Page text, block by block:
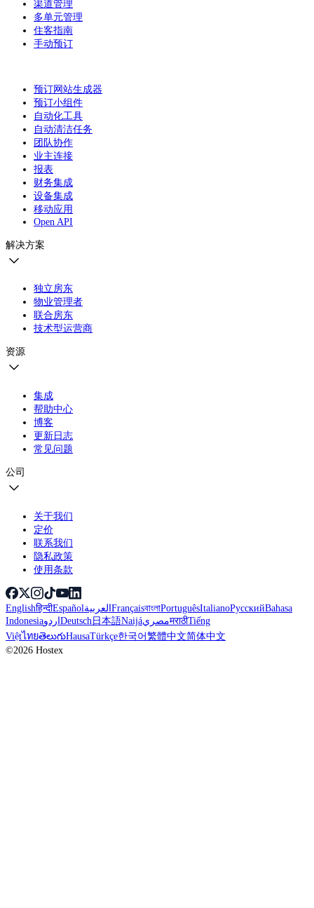
渠道管理
多单元管理
住客指南
手动预订
预订网站生成器
预订小组件
自动化工具
自动清洁任务
团队协作
业主连接
报表
财务集成
设备集成
移动应用
Open API
解决方案
独立房东
物业管理者
联合房东
技术型运营商
资源
集成
帮助中心
博客
更新日志
常见问题
公司
关于我们
定价
联系我们
隐私政策
使用条款
Englishहिन्दीEspañolالعربيةFrançaisবাংলাPortuguêsItalianoРусскийBahasa
IndonesiaاردوDeutsch日本語NaijáمصريमराठीTiếng
ViệtไทยతెలుగుHausaTürkçe한국어繁體中文简体中文
©2026 Hostex